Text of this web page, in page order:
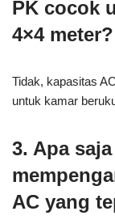
PK cocok
4×4 meter?
Tidak, kapasitas
untuk kamar
3. Apa
AC yang